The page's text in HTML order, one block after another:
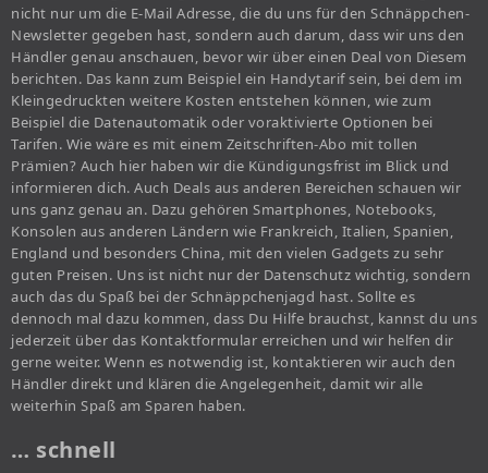
nicht nur um die E-Mail Adresse, die du uns für den Schnäppchen-
Newsletter gegeben hast, sondern auch darum, dass wir uns den
Händler genau anschauen, bevor wir über einen Deal von Diesem
berichten. Das kann zum Beispiel ein Handytarif sein, bei dem im
Kleingedruckten weitere Kosten entstehen können, wie zum
Beispiel die Datenautomatik oder voraktivierte Optionen bei
Tarifen. Wie wäre es mit einem Zeitschriften-Abo mit tollen
Prämien? Auch hier haben wir die Kündigungsfrist im Blick und
informieren dich. Auch Deals aus anderen Bereichen schauen wir
uns ganz genau an. Dazu gehören Smartphones, Notebooks,
Konsolen aus anderen Ländern wie Frankreich, Italien, Spanien,
England und besonders China, mit den vielen Gadgets zu sehr
guten Preisen. Uns ist nicht nur der Datenschutz wichtig, sondern
auch das du Spaß bei der Schnäppchenjagd hast. Sollte es
dennoch mal dazu kommen, dass Du Hilfe brauchst, kannst du uns
jederzeit über das Kontaktformular erreichen und wir helfen dir
gerne weiter. Wenn es notwendig ist, kontaktieren wir auch den
Händler direkt und klären die Angelegenheit, damit wir alle
weiterhin Spaß am Sparen haben.
… schnell